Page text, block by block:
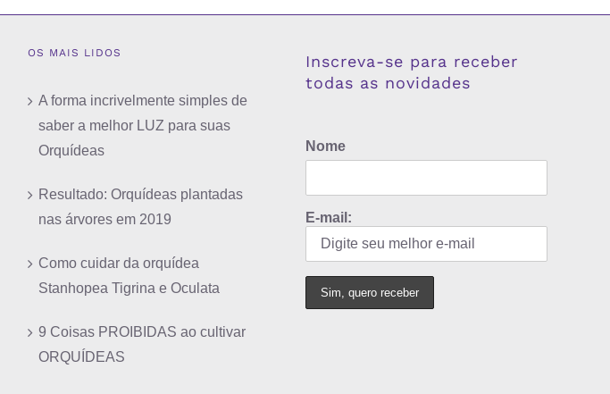
OS MAIS LIDOS
A forma incrivelmente simples de
saber a melhor LUZ para suas
Orquídeas
Resultado: Orquídeas plantadas
nas árvores em 2019
Como cuidar da orquídea
Stanhopea Tigrina e Oculata
9 Coisas PROIBIDAS ao cultivar
ORQUÍDEAS
Inscreva-se para receber
todas as novidades
Nome
E-mail: